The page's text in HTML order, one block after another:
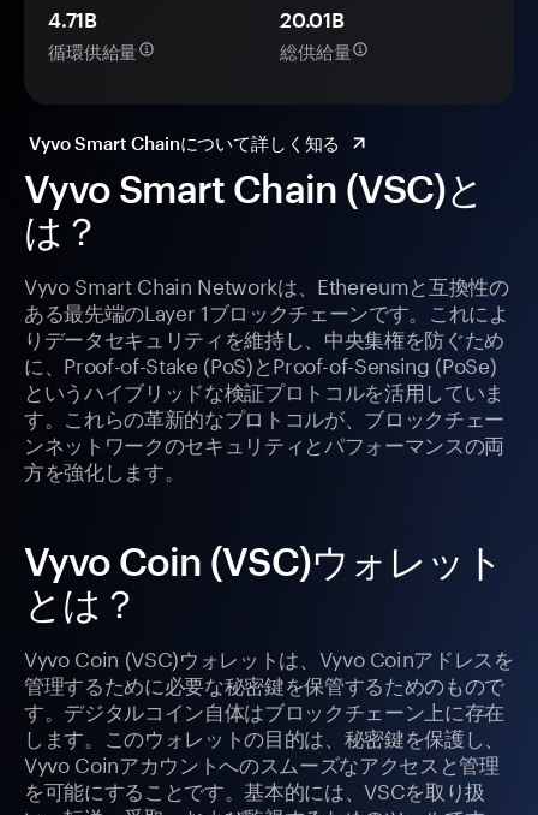
Vyvo Smart Chain (VSC)と
は？
Vyvo Smart Chain Networkは、Ethereumと互換性の
ある最先端のLayer 1ブロックチェーンです。これによ
りデータセキュリティを維持し、中央集権を防ぐため
に、Proof-of-Stake (PoS)とProof-of-Sensing (PoSe)
というハイブリッドな検証プロトコルを活用していま
す。これらの革新的なプロトコルが、ブロックチェー
ンネットワークのセキュリティとパフォーマンスの両
方を強化します。
Vyvo Coin (VSC)ウォレット
とは？
Vyvo Coin (VSC)ウォレットは、Vyvo Coinアドレスを
管理するために必要な秘密鍵を保管するためのもので
す。デジタルコイン自体はブロックチェーン上に存在
します。このウォレットの目的は、秘密鍵を保護し、
Vyvo Coinアカウントへのスムーズなアクセスと管理
を可能にすることです。基本的には、VSCを取り扱
4.71B
循環供給量
20.01B
総供給量
Vyvo Smart Chainについて詳しく知る